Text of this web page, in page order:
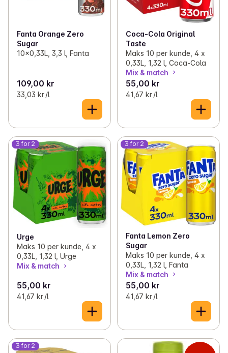
Fanta Orange Zero
Sugar
10x0,33L, 3,3 l, Fanta
109,00 kr
33,03 kr /l
Coca-Cola Original
Taste
Maks 10 per kunde, 4 x
0,33L, 1,32 l, Coca-Cola
Mix & match
55,00 kr
41,67 kr /l
3 for 2
Urge
Maks 10 per kunde, 4 x
0,33L, 1,32 l, Urge
Mix & match
55,00 kr
41,67 kr /l
3 for 2
Fanta Lemon Zero
Sugar
Maks 10 per kunde, 4 x
0,33L, 1,32 l, Fanta
Mix & match
55,00 kr
41,67 kr /l
3 for 2